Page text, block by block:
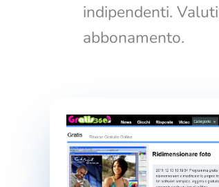
indipendenti.
abbonamento.